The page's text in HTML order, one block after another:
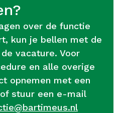
over de functie
kun je bellen met de
vacature. Voor
en alle overige
opnemen met een
stuur een e-mail